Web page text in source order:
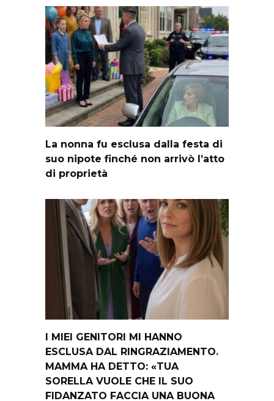
La nonna fu esclusa dalla festa di
suo nipote finché non arrivò l’atto
di proprietà
I MIEI GENITORI MI HANNO
ESCLUSA DAL RINGRAZIAMENTO.
MAMMA HA DETTO: «TUA
SORELLA VUOLE CHE IL SUO
FIDANZATO FACCIA UNA BUONA